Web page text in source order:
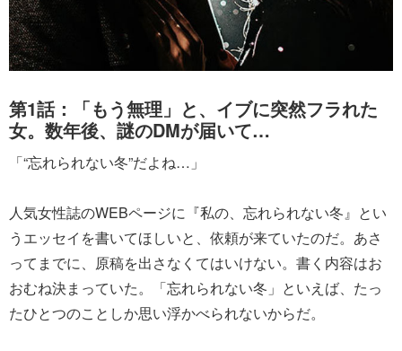
第1話：「もう無理」と、イブに突然フラれた
女。数年後、謎のDMが届いて…
「“忘れられない冬”だよね…」
人気女性誌のWEBページに『私の、忘れられない冬』とい
うエッセイを書いてほしいと、依頼が来ていたのだ。あさ
ってまでに、原稿を出さなくてはいけない。書く内容はお
おむね決まっていた。「忘れられない冬」といえば、たっ
たひとつのことしか思い浮かべられないからだ。